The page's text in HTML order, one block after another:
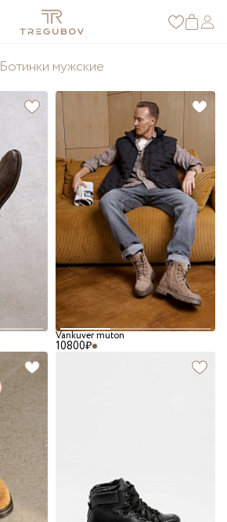
Ботинки мужские
Vankuver muton
10800₽